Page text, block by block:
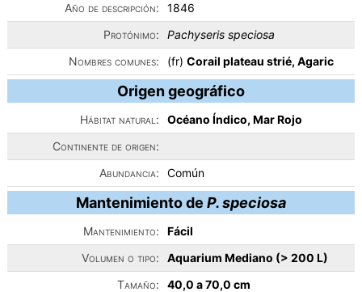
Año de descripción:
1846
Protónimo:
Pachyseris speciosa
Nombres comunes:
(fr) Corail plateau strié, Agaric
Origen geográfico
Hábitat natural:
Océano Índico, Mar Rojo
Continente de origen:
Abundancia:
Común
Mantenimiento de P. speciosa
Mantenimiento:
Fácil
Volumen o tipo:
Aquarium Mediano (> 200 L)
Tamaño:
40,0 a 70,0 cm